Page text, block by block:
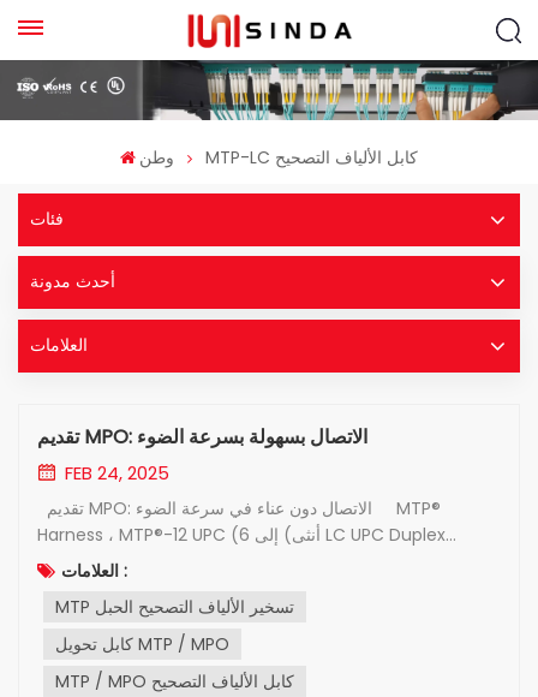
وطن MTP-LC كابل الألياف التصحيح
فئات
أحدث مدونة
العلامات
تقديم MPO: الاتصال بسهولة بسرعة الضوء
FEB 24, 2025
Harness ، MTP®-12 UPC (أنثى) إلى 6 LC UPC Duplex
Uniboot ، 12 ألياف ، multimode (OM4) ، في العالم السريع
البيانات أو دفق مقاطع الفيديو أو إجرا...
العلامات :
MTP تسخير الألياف التصحيح الحبل
كابل تحويل MTP / MPO
MTP / MPO كابل الألياف التصحيح